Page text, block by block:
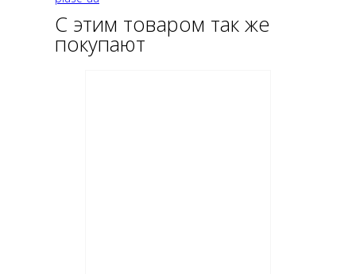
С этим товаром так же
покупают